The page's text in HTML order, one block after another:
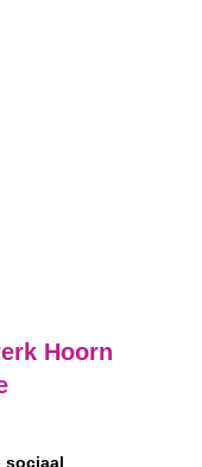
Hoorn
sociaal